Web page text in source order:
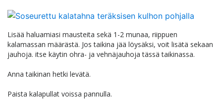
Lisää haluamiasi mausteita sekä 1-2 munaa, riippuen
kalamassan määrästä. Jos taikina jää löysäksi, voit lisätä sekaan
jauhoja. itse käytin ohra- ja vehnäjauhoja tässä taikinassa.
Anna taikinan hetki levätä.
Paista kalapullat voissa pannulla.